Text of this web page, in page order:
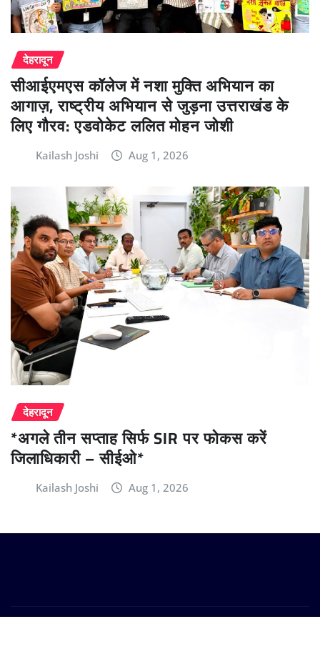
देहरादून
सीआईएमएस कॉलेज में नशा मुक्ति अभियान का
आगाज़, राष्ट्रीय अभियान से जुड़ना उत्तराखंड के
लिए गौरव: एडवोकेट ललित मोहन जोशी
Kailash Joshi Aug 1, 2026
देहरादून
*अगले तीन सप्ताह सिर्फ SIR पर फोकस करें
जिलाधिकारी – सीईओ*
Kailash Joshi Aug 1, 2026